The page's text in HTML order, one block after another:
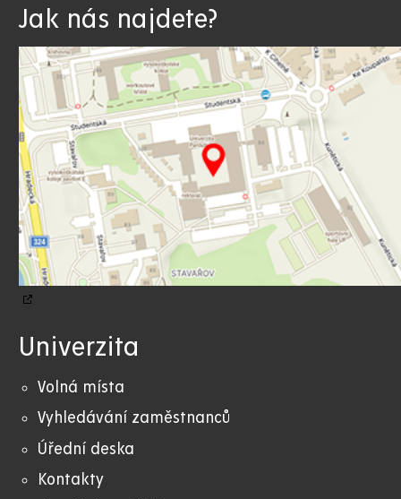
Jak nás najdete?
Univerzita
Volná místa
Vyhledávání zaměstnanců
Úřední deska
Kontakty